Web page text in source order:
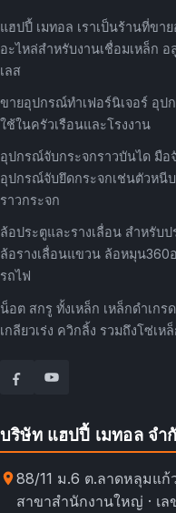
แฮปปี้ เมทอล เราเป็นร้านที่ขา
อะไหล่สำหรับงานเชื่อมเหล็ก
เลส
ขายอุปกรณ์ทำเฟอร์นิเจอร์ อุป
ใช้ในครัวเรือนและโรงงาน
อุปกรณ์จับกระจกราวบันได มือ
อุปกรณ์จับยึดกระจกเช่นตัวหนี
ราวกระจก
ล้อประตูและรางเลื่อน สำหรับ
ล้อรางเลื่อนแขวน ล้อหมุน360
รถไฟ
น็อต สกรู ทั้งเหล็ก เหล็กดำเก
เกลียวเร่ง ควิกลิ้ง รวมถึงโซ่เห
บริษัท แฮปปี้ เมทอล จำ
88/11 ม.6 ต.ลาดหลุมแ
สาขาสำนักงานใหญ่ · เล